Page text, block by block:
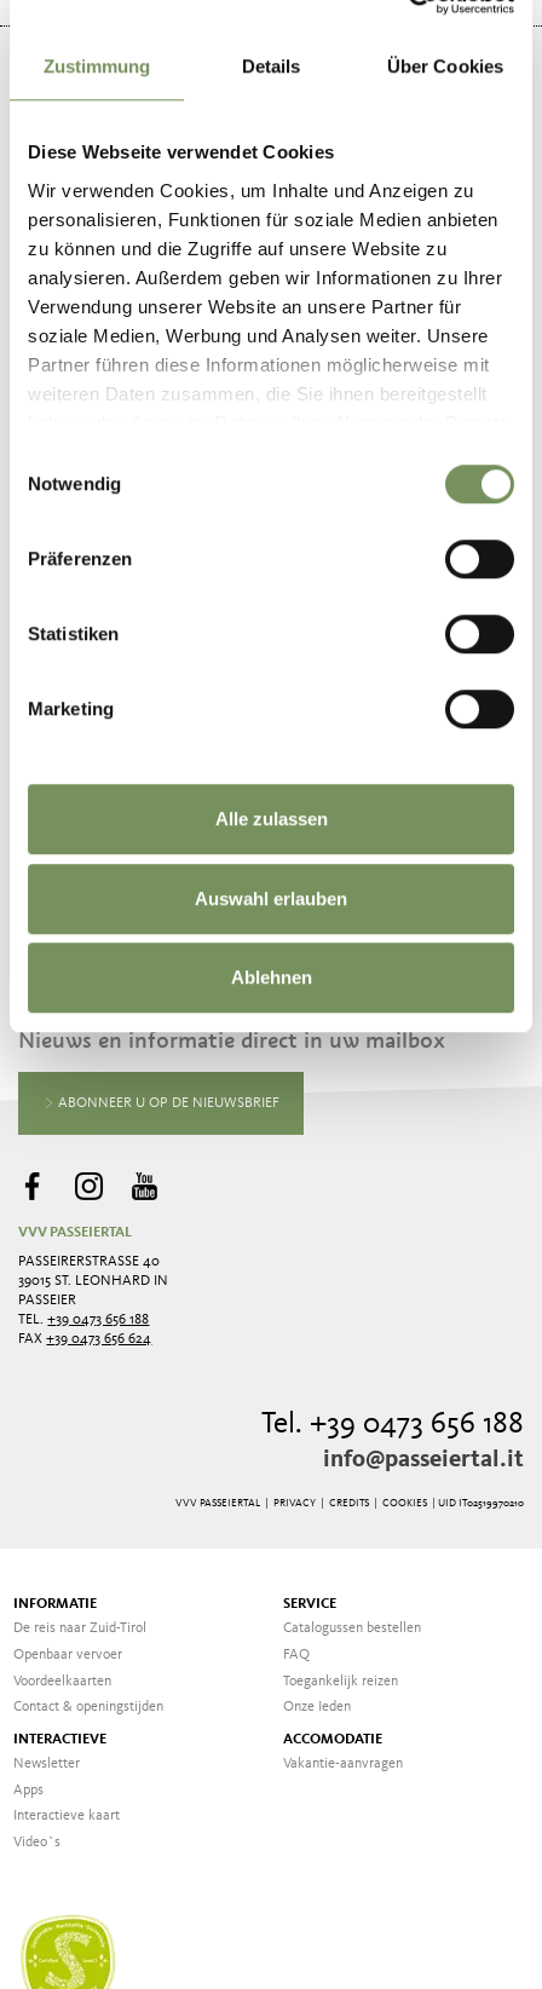
Zustimmung Details Über Cookies
Diese Webseite verwendet Cookies
Wir verwenden Cookies, um Inhalte und Anzeigen zu
personalisieren, Funktionen für soziale Medien anbieten
zu können und die Zugriffe auf unsere Website zu
analysieren. Außerdem geben wir Informationen zu Ihrer
Verwendung unserer Website an unsere Partner für
soziale Medien, Werbung und Analysen weiter. Unsere
Partner führen diese Informationen möglicherweise mit
weiteren Daten zusammen, die Sie ihnen bereitgestellt
Notwendig
Präferenzen
Statistiken
Marketing
Alle zulassen
Auswahl erlauben
Ablehnen
+
−
BLIJF OP DE HOOGTE MET ONS
Nieuws en informatie direct in uw mailbox
ABONNEER U OP DE NIEUWSBRIEF
VVV PASSEIERTAL
PASSEIRERSTRASSE 40
39015 ST. LEONHARD IN
PASSEIER
TEL.+39 0473 656 188
FAX+39 0473 656 624
Tel. +39 0473 656 188
info@passeiertal.it
VVV PASSEIERTAL | PRIVACY| CREDITS| COOKIES | UID IT02519970210
INFORMATIE
De reis naar Zuid-Tirol
Openbaar vervoer
Voordeelkaarten
Contact & openingstijden
SERVICE
Catalogussen bestellen
FAQ
Toegankelijk reizen
Onze Ieden
INTERACTIEVE
Newsletter
Apps
Interactieve kaart
Video`s
ACCOMODATIE
Vakantie-aanvragen